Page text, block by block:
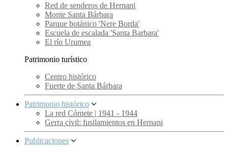
Red de senderos de Hernani
Monte Santa Bárbara
Parque botánico 'Nere Borda'
Escuela de escalada 'Santa Barbara'
El río Urumea
Patrimonio turístico
Centro histórico
Fuerte de Santa Bárbara
Patrimonio histórico
La red Cómete | 1941 - 1944
Gerra civil: fusilamientos en Hernani
Publicaciones